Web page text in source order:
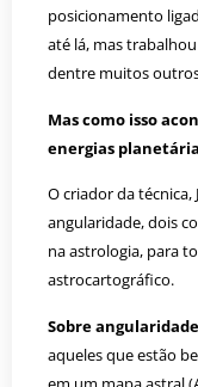
posicionamento
até lá, mas
dentre muitos
Mas como isso
energias
O criador da técnica,
angularidade, dois
na astrologia, para
astrocartográfico.
Sobre angularidade
aqueles que estão